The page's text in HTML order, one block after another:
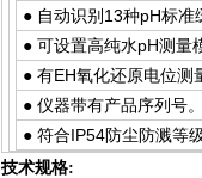
● 自动识别13种pH标准
● 可设置高纯水pH测量
● 有EH氧化还原电位测
● 仪器带有产品序列号
● 符合IP54防尘防溅等
技术规格: